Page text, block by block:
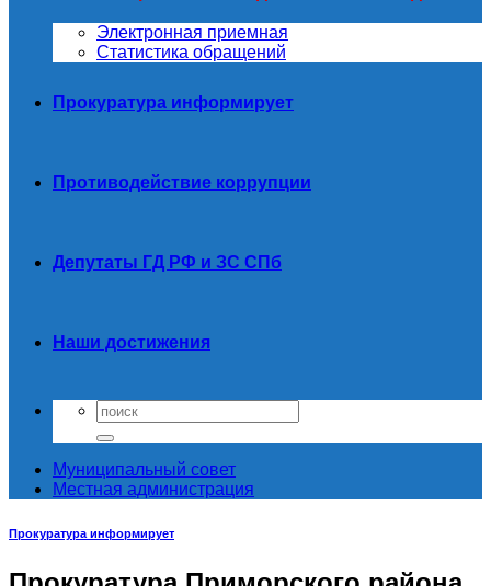
Электронная приемная
Статистика обращений
Прокуратура информирует
Противодействие коррупции
Депутаты ГД РФ и ЗС СПб
Наши достижения
Муниципальный совет
Местная администрация
Прокуратура информирует